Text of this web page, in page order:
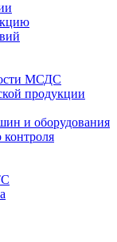
МСДС
продукции
и оборудования